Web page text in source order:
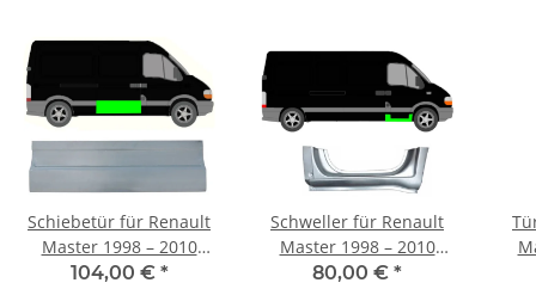
Schiebetür für Renault
Master 1998 – 2010
rechts
104,00 € *
Schweller für Renault
Master 1998 – 2010
rechts
80,00 € *